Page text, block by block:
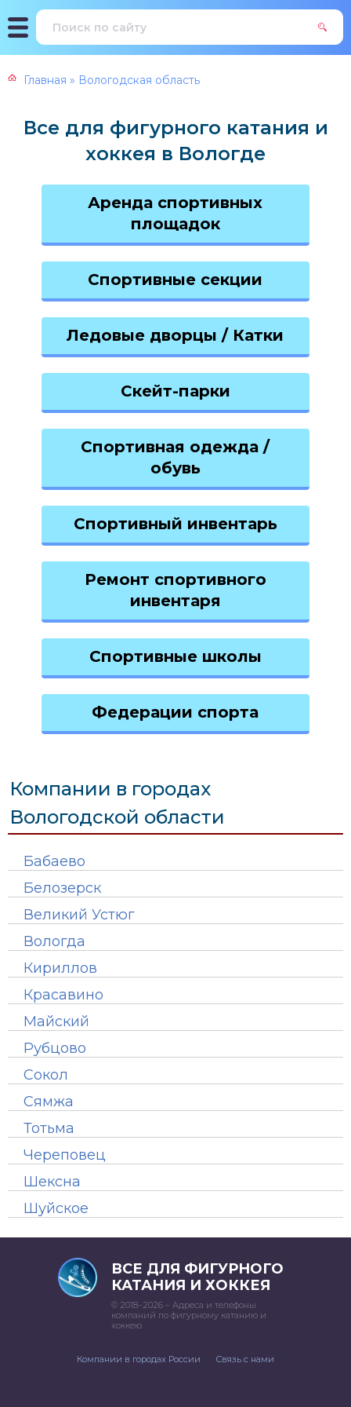
Главная » Вологодская область
Все для фигурного катания и
хоккея в Вологде
Аренда спортивных
площадок
Спортивные секции
Ледовые дворцы / Катки
Скейт-парки
Спортивная одежда /
обувь
Спортивный инвентарь
Ремонт спортивного
инвентаря
Спортивные школы
Федерации спорта
Компании в городах
Вологодской области
Бабаево
Белозерск
Великий Устюг
Вологда
Кириллов
Красавино
Майский
Рубцово
Сокол
Сямжа
Тотьма
Череповец
Шексна
Шуйское
ВСЕ ДЛЯ ФИГУРНОГО
КАТАНИЯ И ХОККЕЯ
© 2018–2026 – Адреса и телефоны
компаний по фигурному катанию и
хоккею
Компании в городах России Связь с нами